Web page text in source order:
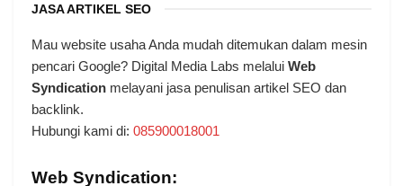
JASA ARTIKEL SEO
Mau website usaha Anda mudah ditemukan dalam mesin
pencari Google? Digital Media Labs melalui Web
Syndication melayani jasa penulisan artikel SEO dan
backlink.
Hubungi kami di: 085900018001
Web Syndication: